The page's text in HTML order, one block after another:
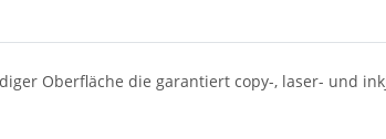
Oberfläche die garantiert copy-, laser- und